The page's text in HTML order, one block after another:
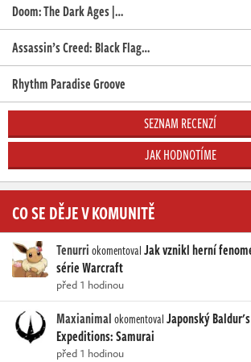
Doom: The Dark Ages |…
Assassin’s Creed: Black Flag…
Rhythm Paradise Groove
SEZNAM RECENZÍ
JAK HODNOTÍME
CO SE DĚJE V KOMUNITĚ
TenurriokomentovalJak vznikl herní
série Warcraft
před 1 hodinou
MaxianimalokomentovalJaponský
Expeditions: Samurai
před 1 hodinou